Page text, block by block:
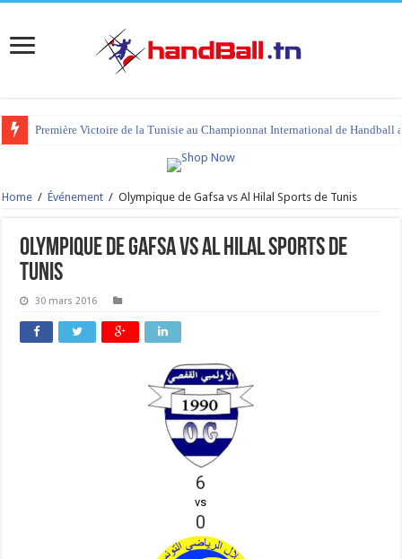
Première Victoire de la Tunisie au Championnat International de Handball
Home / Événement / Olympique de Gafsa vs Al Hilal Sports de Tunis
Olympique de Gafsa vs Al Hilal Sports de
Tunis
30 mars 2016
6
vs
0